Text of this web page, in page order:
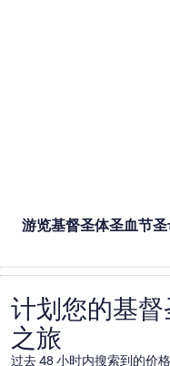
游览基督圣体圣血节
计划您的基
之旅
过去 48 小时内搜索到的价